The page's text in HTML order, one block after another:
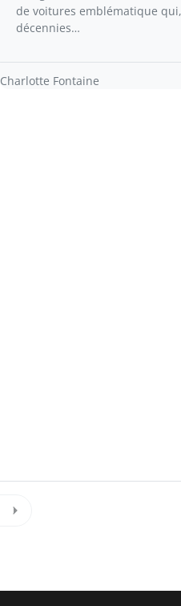
de voitures emblématique
décennies…
Charlotte Fontaine